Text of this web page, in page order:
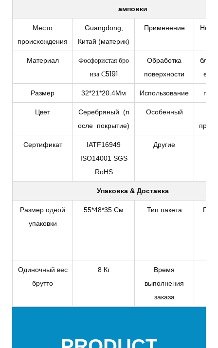
амповки
Место
происхождения
Guangdong,
Китай (материк)
Применение
Материал
Фосфористая бро
нза С5191
Обработка
поверхности
Размер 32*21*20.4Мм Использование
Цвет Серебряный (п
осле покрытие)
Особенный
Сертификат
IATF16949
ISO14001 SGS
RoHS
Другие
Упаковка & Доставка
Размер одной
упаковки
55*48*35 См Тип пакета
Одиночный вес
брутто
8 Кг
Время
выполнения
заказа